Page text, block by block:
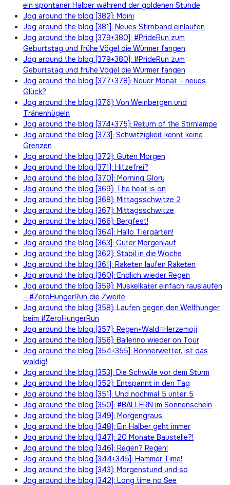
ein spontaner Halber während der goldenen Stunde
Jog around the blog [382]: Moini
Jog around the blog [381]: Neues Stirnband einlaufen
Jog around the blog [379+380]: #PrideRun zum
Geburtstag und frühe Vögel die Würmer fangen
Jog around the blog [379+380]: #PrideRun zum
Geburtstag und frühe Vögel die Würmer fangen
Jog around the blog [377+378]: Neuer Monat – neues
Glück?
Jog around the blog [376]: Von Weinbergen und
Tränenhügeln
Jog around the blog [374+375]: Return of the Stirnlampe
Jog around the blog [373]: Schwitzigkeit kennt keine
Grenzen
Jog around the blog [372]: Guten Morgen
Jog around the blog [371]: Hitzefrei?
Jog around the blog [370]: Morning Glory
Jog around the blog [369]: The heat is on
Jog around the blog [368]: Mittagsschwitze 2
Jog around the blog [367]: Mittagsschwitze
Jog around the blog [366]: Bergfest!
Jog around the blog [364]: Hallo Tiergärten!
Jog around the blog [363]: Guter Morgenlauf
Jog around the blog [362]: Stabil in die Woche
Jog around the blog [361]: Raketen laufen Raketen
Jog around the blog [360]: Endlich wieder Regen
Jog around the blog [359]: Muskelkater einfach rauslaufen
– #ZeroHungerRun die Zweite
Jog around the blog [358]: Laufen gegen den Welthunger
beim #ZeroHungerRun
Jog around the blog [357]: Regen+Wald=Herzemoji
Jog around the blog [356]: Ballerino wieder on Tour
Jog around the blog [354+355]: Bonnerwetter, ist das
waldig!
Jog around the blog [353]: Die Schwüle vor dem Sturm
Jog around the blog [352]: Entspannt in den Tag
Jog around the blog [351]: Und nochmal 5 unter 5
Jog around the blog [350]: #BALLERN im Sonnenschein
Jog around the blog [349]: Morgengraus
Jog around the blog [348]: Ein Halber geht immer
Jog around the blog [347]: 20 Monate Baustelle?!
Jog around the blog [346]: Regen? Regen!
Jog around the blog [344+345]: Hammer Time!
Jog around the blog [343]: Morgenstund und so
Jog around the blog [342]: Long time no See